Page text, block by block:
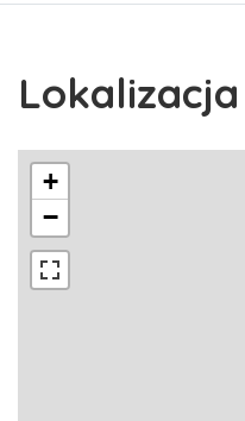
Lokalizacja
+
−